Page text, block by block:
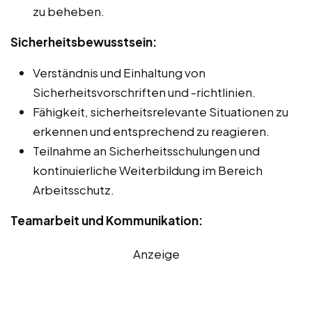
zu beheben.
Sicherheitsbewusstsein:
Verständnis und Einhaltung von
Sicherheitsvorschriften und -richtlinien.
Fähigkeit, sicherheitsrelevante Situationen zu
erkennen und entsprechend zu reagieren.
Teilnahme an Sicherheitsschulungen und
kontinuierliche Weiterbildung im Bereich
Arbeitsschutz.
Teamarbeit und Kommunikation:
Anzeige